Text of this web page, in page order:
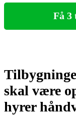
Få 3
skal være
hyrer